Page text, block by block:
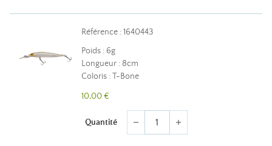
Référence : 1640443
Poids : 6g
Longueur : 8cm
Coloris : T-Bone
10,00 €
Quantité remove add